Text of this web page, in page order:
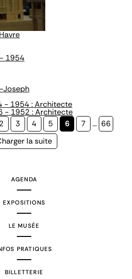
1954
Joseph
- 1954 : Architecte
- 1952 : Architecte
Page
2 Page
3 Page
4 Page
5
Page
6 Page
7 … Page
66
la suite
AGENDA
EXPOSITIONS
LE MUSÉE
PRATIQUES
BILLETTERIE